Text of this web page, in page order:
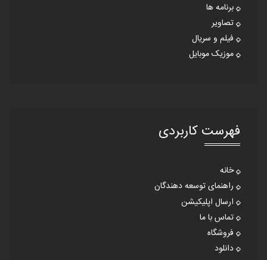
برنامه ها
تصاویر
فیلم و سریال
موزیک موبایل
فهرست کاربردی
خانه
راهنمای توسعه دهندگان
ارسال اپلیکیشن
تماس با ما
فروشگاه
دانلود